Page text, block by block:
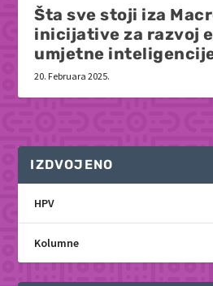
Šta sve stoji iza
inicijative za razvoj
umjetne
20. Februara 2025.
IZDVOJENO
HPV
Kolumne